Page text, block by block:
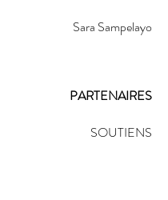
Sara Sampelayo
PARTENAIRES
SOUTIENS